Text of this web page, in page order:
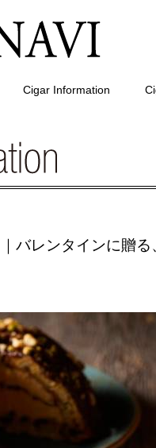
Cigar Information
バレンタインに贈